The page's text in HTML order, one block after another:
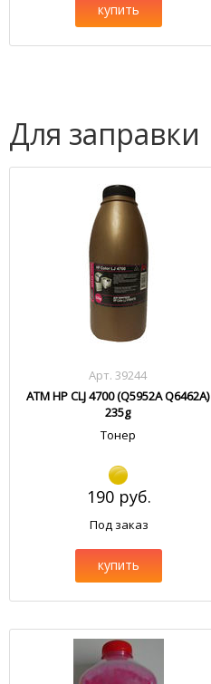
купить
Для заправки
Арт. 39244
ATM HP CLJ 4700 (Q5952A Q6462A)
235g
Тонер
190 руб.
Под заказ
купить